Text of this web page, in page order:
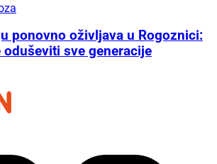
ponovno oživljava u Rogoznici:
sve generacije